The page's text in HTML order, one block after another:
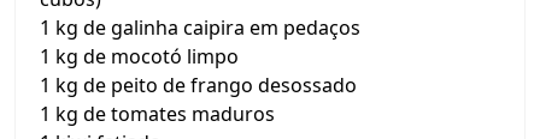
1 kg de galinha caipira em pedaços
1 kg de mocotó limpo
1 kg de peito de frango desossado
1 kg de tomates maduros